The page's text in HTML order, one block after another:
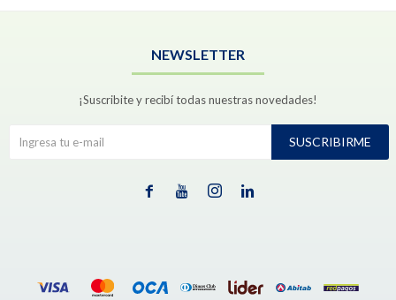
NEWSLETTER
¡Suscribite y recibí todas nuestras novedades!
SUSCRIBIRME
   